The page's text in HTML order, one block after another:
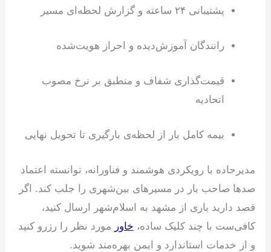
پشتیبانی ۲۴ ساعته و گزارش لحظه‌ای مسیر
رانندگان آموزش‌دیده و احراز هویت‌شده
قیمت‌گذاری شفاف و منطبق بر نرخ مصوب
اتحادیه
بیمه کامل بار از لحظه‌ی بارگیری تا تحویل نهایی
مدیرجاده با رویکردی هوشمند و فناورانه، توانسته اعتماد
صدها صاحب بار در مسیرهای بین‌شهری را جلب کند. اگر
قصد دارید باری از مشهد به اسلام‌شهر ارسال کنید،
کافی‌ست با چند کلیک ساده، خاور مورد نظر را رزرو کنید
و از خدمات استاندارد و ایمن بهره‌مند شوید.